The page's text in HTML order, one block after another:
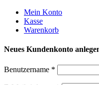
Weiter
zum
Inhalt
Mein Konto
Kasse
Warenkorb
Neues Kundenkonto
Benutzername *